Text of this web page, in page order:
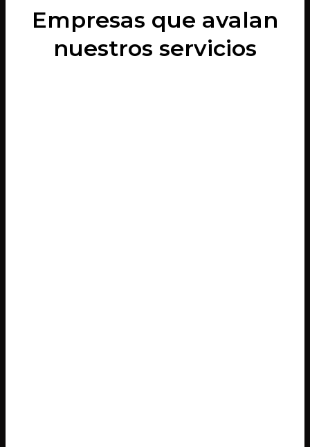
Empresas que avalan
nuestros servicios